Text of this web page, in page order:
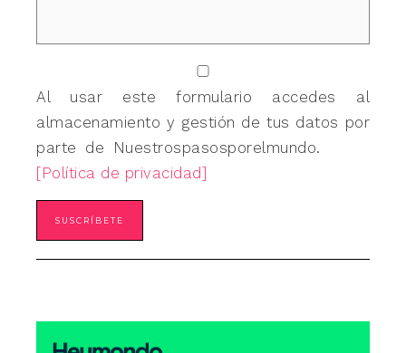
Al usar este formulario accedes al
almacenamiento y gestión de tus datos por
parte de Nuestrospasosporelmundo.
[Política de privacidad]